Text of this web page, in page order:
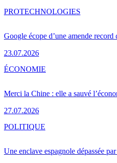
Google écope d’une amende
23.07.2026
PROTECHNOLOGIES
Merci la Chine : elle a sauvé
27.07.2026
ÉCONOMIE
Une enclave espagnole dépassée
POLITIQUE